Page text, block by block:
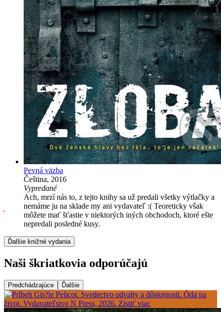
Pevná väzba
Čeština, 2016
Vypredané
Ach, mrzí nás to, z tejto knihy sa už predali všetky výtlačky a
nemáme ju na sklade my ani vydavateľ :( Teoreticky však
môžete mať šťastie v niektorých iných obchodoch, ktoré ešte
nepredali posledné kusy.
Ďalšie knižné vydania
Naši škriatkovia odporúčajú
Predchádzajúce Ďalšie